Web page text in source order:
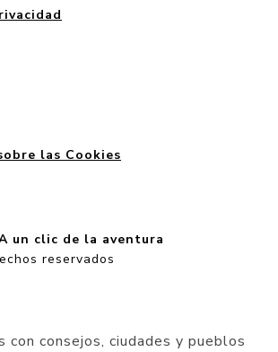
las Cookies
un clic de la aventura
reservados
con consejos, ciudades y pueblos